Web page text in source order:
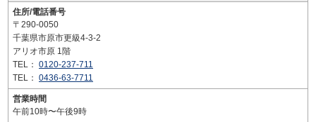
住所/電話番号
〒290-0050
千葉県市原市更級4-3-2
アリオ市原 1階
TEL： 0120-237-711
TEL： 0436-63-7711
営業時間
午前10時〜午後9時